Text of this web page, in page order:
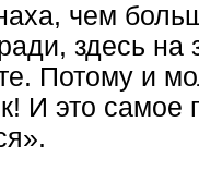
чем
здесь на
Потому и
И это самое